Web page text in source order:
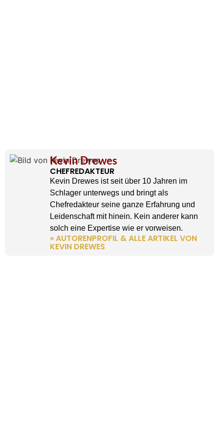
Kevin Drewes
CHEFREDAKTEUR
Kevin Drewes ist seit über 10 Jahren im
Schlager unterwegs und bringt als
Chefredakteur seine ganze Erfahrung und
Leidenschaft mit hinein. Kein anderer kann
solch eine Expertise wie er vorweisen.
» AUTORENPROFIL & ALLE ARTIKEL VON
KEVIN DREWES